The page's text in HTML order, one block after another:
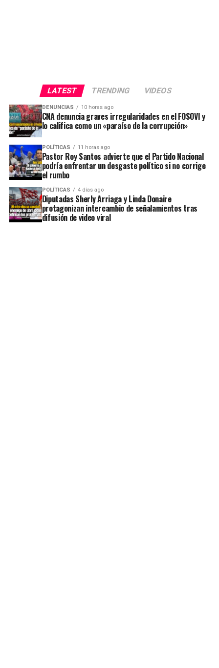
LATEST TRENDING VIDEOS
DENUNCIAS 10 horas ago
CNA denuncia graves irregularidades en el FOSOVI y
lo califica como un «paraíso de la corrupción»
POLÍTICAS 11 horas ago
Pastor Roy Santos advierte que el Partido Nacional
podría enfrentar un desgaste político si no corrige
el rumbo
POLÍTICAS 4 días ago
Diputadas Sherly Arriaga y Linda Donaire
protagonizan intercambio de señalamientos tras
difusión de video viral